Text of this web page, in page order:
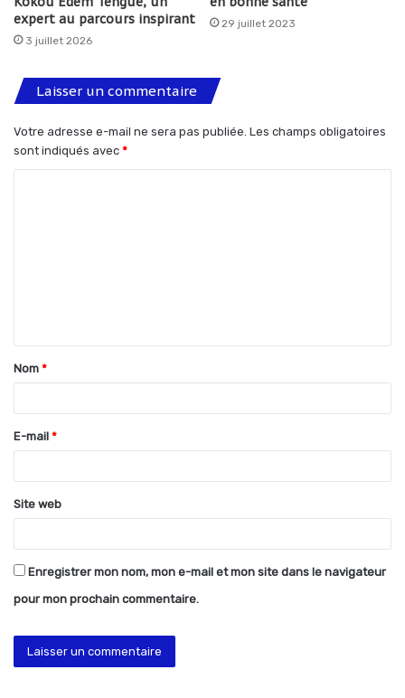
expert au parcours inspirant
3 juillet 2026
29 juillet 2023
Laisser un commentaire
Votre adresse e-mail ne sera pas publiée. Les champs obligatoires
sont indiqués avec *
t
a
e
*
Nom *
E-mail *
Site web
Enregistrer mon nom, mon e-mail et mon site dans le navigateur
pour mon prochain commentaire.